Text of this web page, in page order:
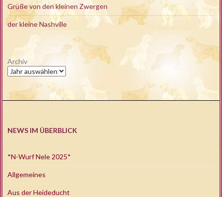
Grüße von den kleinen Zwergen
der kleine Nashville
Archiv
NEWS IM ÜBERBLICK
*N-Wurf Nele 2025*
Allgemeines
Aus der Heideducht